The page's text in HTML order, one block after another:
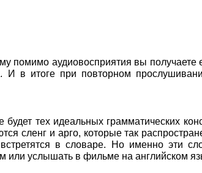
помимо аудиовосприятия вы
И в итоге при повторном
будет тех идеальных грамматических
сленг и арго, которые так
в словаре. Но именно эти
или услышать в фильме на английском